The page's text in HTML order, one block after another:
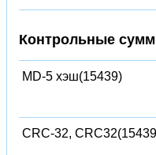
Контрольные
MD-5 хэш(15439)
CRC-32,